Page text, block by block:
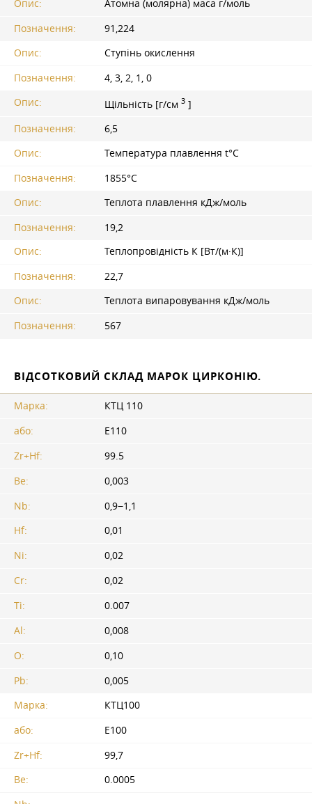
Опис:
Атомна (молярна) маса г/моль
Позначення:
91,224
Опис:
Ступінь окислення
Позначення:
4, 3, 2, 1, 0
Опис:
Щільність [г/см 3 ]
Позначення:
6,5
Опис:
Температура плавлення t°С
Позначення:
1855°С
Опис:
Теплота плавлення кДж/моль
Позначення:
19,2
Опис:
Теплопровідність К [Вт/(м·К)]
Позначення:
22,7
Опис:
Теплота випаровування кДж/моль
Позначення:
567
ВІДСОТКОВИЙ СКЛАД МАРОК ЦИРКОНІЮ.
Марка:
КТЦ 110
або:
Е110
Zr+Hf:
99.5
Be:
0,003
Nb:
0,9−1,1
Hf:
0,01
Ni:
0,02
Cr:
0,02
Ti:
0.007
Al:
0,008
O:
0,10
Pb:
0,005
Марка:
КТЦ100
або:
Е100
Zr+Hf:
99,7
Be:
0.0005